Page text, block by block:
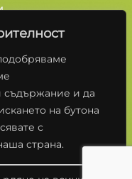
съдържание и да
на бутона
с
страна.